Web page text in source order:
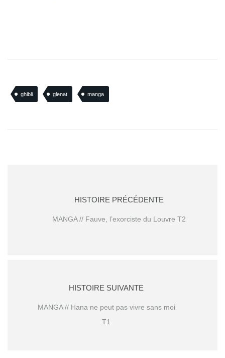
ghibli glenat manga
HISTOIRE PRÉCÉDENTE
MANGA // Fauve, l’exorciste du Louvre T2
HISTOIRE SUIVANTE
MANGA // Hana ne peut pas vivre sans moi
T1